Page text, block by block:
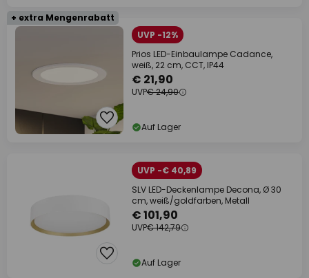
+ extra Mengenrabatt
UVP -12%
Prios LED-Einbaulampe Cadance,
weiß, 22 cm, CCT, IP44
€ 21,90
UVP€ 24,90
Auf Lager
UVP -€ 40,89
SLV LED-Deckenlampe Decona, Ø 30
cm, weiß/goldfarben, Metall
€ 101,90
UVP€ 142,79
Auf Lager